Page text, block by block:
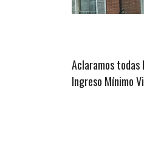
Aclaramos todas
Ingreso Mínimo